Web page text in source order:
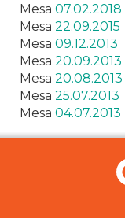
Mesa 07.02.2018
Mesa 22.09.2015
Mesa 09.12.2013
Mesa 20.09.2013
Mesa 20.08.2013
Mesa 25.07.2013
Mesa 04.07.2013